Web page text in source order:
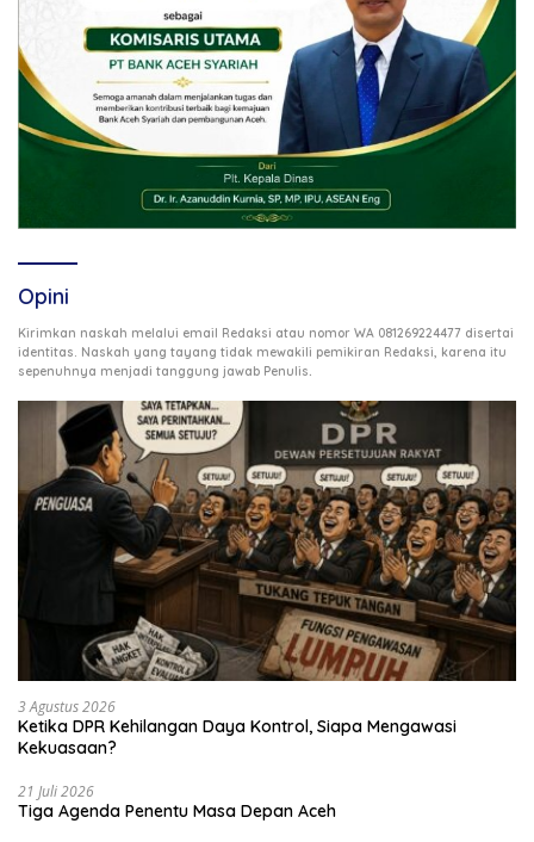
Opini
Kirimkan naskah melalui email Redaksi atau nomor WA 081269224477 disertai
identitas. Naskah yang tayang tidak mewakili pemikiran Redaksi, karena itu
sepenuhnya menjadi tanggung jawab Penulis
3 Agustus 2026
Ketika DPR Kehilangan Daya Kontrol, Siapa Mengawasi
Kekuasaan?
21 Juli 2026
Tiga Agenda Penentu Masa Depan Aceh